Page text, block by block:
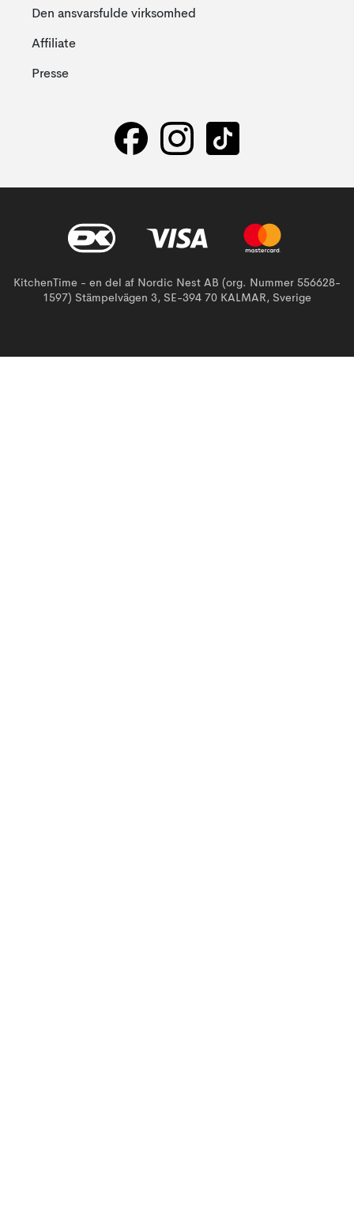
Den ansvarsfulde virksomhed
Affiliate
Presse
KitchenTime - en del af Nordic Nest AB (org. Nummer 556628-
1597) Stämpelvägen 3, SE-394 70 KALMAR, Sverige